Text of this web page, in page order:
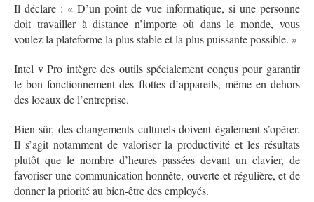
Il déclare : « D’un point de vue informatique, si une personne
doit travailler à distance n’importe où dans le monde, vous
voulez la plateforme la plus stable et la plus puissante possible. »
Intel v Pro intègre des outils spécialement conçus pour garantir
le bon fonctionnement des flottes d’appareils, même en dehors
des locaux de l’entreprise.
Bien sûr, des changements culturels doivent également s’opérer.
Il s’agit notamment de valoriser la productivité et les résultats
plutôt que le nombre d’heures passées devant un clavier, de
favoriser une communication honnête, ouverte et régulière, et de
donner la priorité au bien-être des employés.